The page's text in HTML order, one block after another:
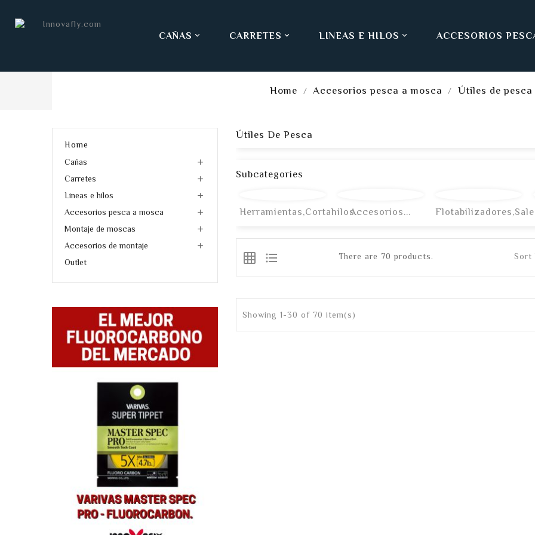

CAÑAS 
CARRETES 
LINEAS E HILOS ACCESORIOS
Home Accesorios pesca a mosca Útiles de pesca
Home
Cañas

Carretes 
Lineas e hilos 
Accesorios pesca a mosca 
Montaje de moscas 
Accesorios de montaje 
Outlet
Útiles De Pesca
Subcategories
Herramientas,cortahilos..Accesorios...
grid_on format_list_bulleted There are 70 products. Sort
Showing 1-30 of 70 item(s)